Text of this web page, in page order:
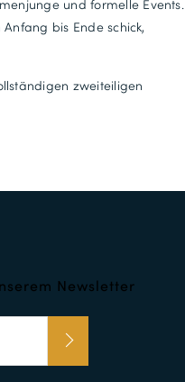
und formelle Events.
bis Ende schick,
zweiteiligen
Newsletter